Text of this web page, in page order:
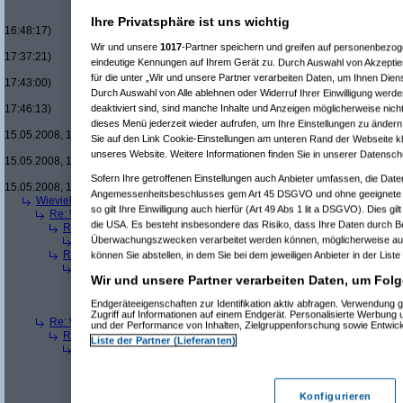
Re(17): Men in Black um
16:48:17)
Re(18): Men in Black
17:37:21)
Re(19): Men in Black
17:43:00)
Re(20): Men in
17:46:13)
Re(21): Men in
15.05.2008, 17:49:46)
Re(22): Men
15.05.2008, 18:07:18)
Re(23):
15.05.2008, 18:13:17)
Wieviele blus/hd-dvds habt ihr schon?(bröslam 15.05.2008, 18:06:08)
Re: Wieviele blus/hd-dvds habt ihr schon?( ducducam 15.05.2008,
Re(2): Wieviele blus/hd-dvds habt ihr schon?( brösl am 15.05.2008,
Re(3): Wieviele blus/hd-dvds habt ihr schon?(ducducam
Re(2): Wieviele blus/hd-dvds habt ihr schon?(hackenbush am
Re(4): Wieviele blus/hd-dvds habt ihr schon? (hackenbusham
Re(6): Wieviele blus/hd-dvds habt ihr schon?(
Re: Wieviele blus/hd-dvds habt ihr schon?("without"am 15.05.2008,
Re(2): Wieviele blus/hd-dvds habt ihr schon?
Re(3): Wieviele blus/hd-dvds habt ihr schon?
Re(5): Wieviele blus/hd-dvds habt ihr schon?("without"am
Re(6): Wieviele blus/hd-dvds habt ihr schon?
ducduc
Ihre Privatsphäre ist uns wichtig
Wir und unsere 1017-Partner speichern und greifen auf
eindeutige Kennungen auf Ihrem Gerät zu. Durch Auswahl von
für die unter „Wir und unsere Partner verarbeiten Daten, um Ihnen
Durch Auswahl von Alle ablehnen oder Widerruf Ihrer Einwilligung
deaktiviert sind, sind manche Inhalte und Anzeigen möglicherweise
dieses Menü jederzeit wieder aufrufen, um Ihre Einstellungen zu
Sie auf den Link Cookie-Einstellungen am unteren Rand der Webseite
unseres Website. Weitere Informationen finden Sie in unserer
Sofern Ihre getroffenen Einstellungen auch Anbieter umfassen, die
Angemessenheitsbeschlusses gem Art 45 DSGVO und ohne
so gilt Ihre Einwilligung auch hierfür (Art 49 Abs 1 lit a DSGVO). Dies
die USA. Es besteht insbesondere das Risiko, dass Ihre Daten durch
Überwachungszwecken verarbeitet werden können, möglicherweise
können Sie abstellen, in dem Sie bei dem jeweiligen Anbieter in der
Wir und unsere Partner verarbeiten Daten, um
Endgeräteeigenschaften zur Identifikation aktiv abfragen. Verwendung
Zugriff auf Informationen auf einem Endgerät. Personalisierte Werbung
und der Performance von Inhalten, Zielgruppenforschung sowie
Liste der Partner (Lieferanten)
Konfigurieren